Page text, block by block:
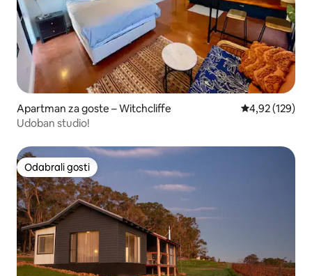
Apartman za goste – Witchcliffe Prosječna
4,92 (129)
Udoban studio!
Odabrali gosti
Odabrali gosti